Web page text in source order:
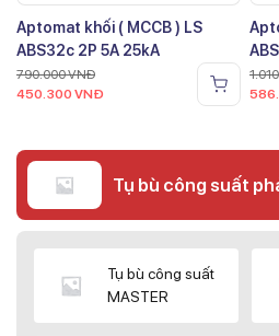
Aptomat khối ( MCCB ) LS
ABS32c 2P 5A 25kA
790.000VNĐ
450.300 VNĐ
Tụ bù công suất
Tụ bù công suất
MASTER